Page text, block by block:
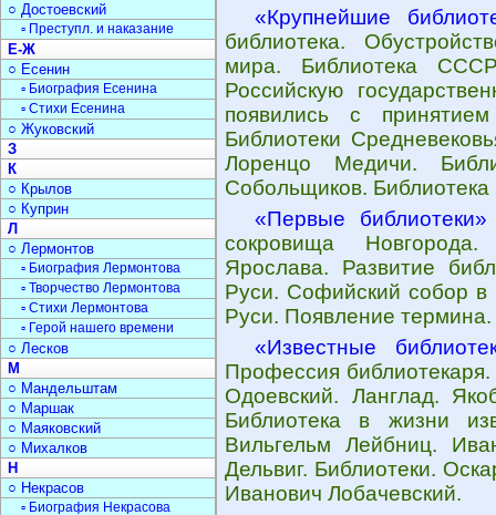
«Крупнейшие
библиотека.
мира. Библиотека
Российскую
появились с принятием
Библиотеки
Лоренцо Медичи.
Собольщиков.
«Первые библиотеки»
сокровища
Ярослава. Развитие
Руси. Софийский собор в
Руси. Появление
«Известные
Профессия
Одоевский. Ланглад.
Библиотека в жизни
Вильгельм Лейбниц.
Дельвиг. Библиотеки.
Иванович Лобачевский.
○ Достоевский
▫ Преступл. и наказание
Е-Ж
○ Есенин
▫ Биография Есенина
▫ Стихи Есенина
○ Жуковский
З
К
○ Крылов
○ Куприн
Л
○ Лермонтов
▫ Биография Лермонтова
▫ Творчество Лермонтова
▫ Стихи Лермонтова
▫ Герой нашего времени
○ Лесков
М
○ Мандельштам
○ Маршак
○ Маяковский
○ Михалков
Н
○ Некрасов
▫ Биография Некрасова